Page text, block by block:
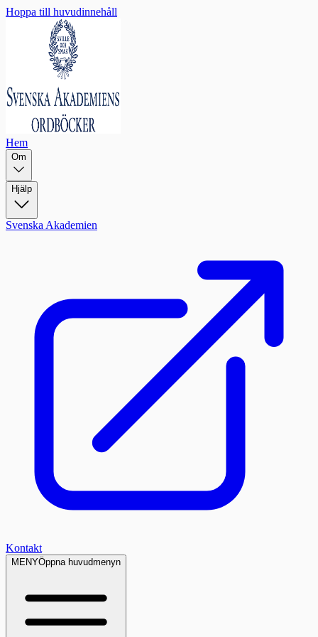
Hoppa till huvudinnehåll
Hem
Om
Hjälp
Svenska Akademien
Kontakt
MENYÖppna huvudmenyn